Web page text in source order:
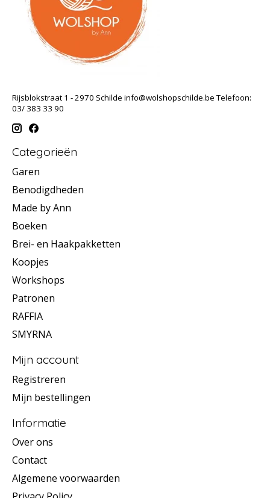
Rijsblokstraat 1 - 2970 Schilde info@wolshopschilde.beTelefoon:
03/ 383 33 90
Categorieën
Garen
Benodigdheden
Made by Ann
Boeken
Brei- en Haakpakketten
Koopjes
Workshops
Patronen
RAFFIA
SMYRNA
Mijn account
Registreren
Mijn bestellingen
Informatie
Over ons
Contact
Algemene voorwaarden